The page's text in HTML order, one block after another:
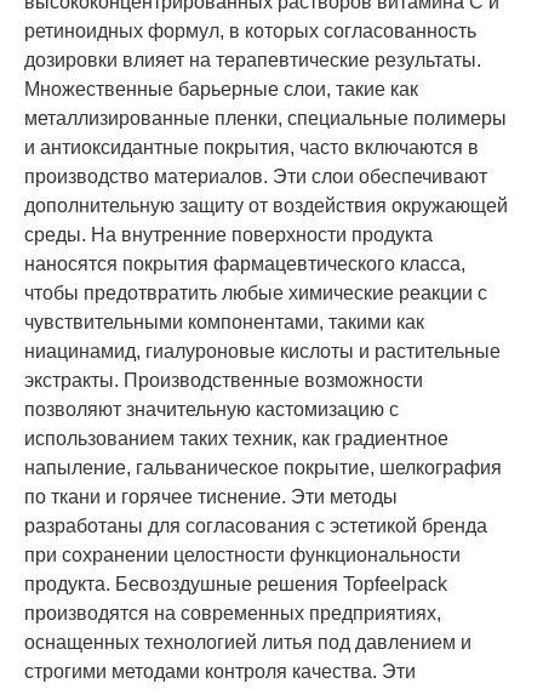
ретиноидных формул, в которых согласованность
дозировки влияет на терапевтические результаты.
Множественные барьерные слои, такие как
металлизированные пленки, специальные полимеры
и антиоксидантные покрытия, часто включаются в
производство материалов. Эти слои обеспечивают
дополнительную защиту от воздействия окружающей
среды. На внутренние поверхности продукта
наносятся покрытия фармацевтического класса,
чтобы предотвратить любые химические реакции с
чувствительными компонентами, такими как
ниацинамид, гиалуроновые кислоты и растительные
экстракты. Производственные возможности
позволяют значительную кастомизацию с
использованием таких техник, как градиентное
напыление, гальваническое покрытие, шелкография
по ткани и горячее тиснение. Эти методы
разработаны для согласования с эстетикой бренда
при сохранении целостности функциональности
продукта. Бесвоздушные решения Topfeelpack
производятся на современных предприятиях,
оснащенных технологией литья под давлением и
строгими методами контроля качества. Эти